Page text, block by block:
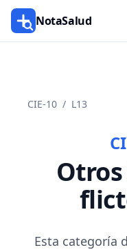
NotaSalud
CIE-10 / L13
Esta categoría